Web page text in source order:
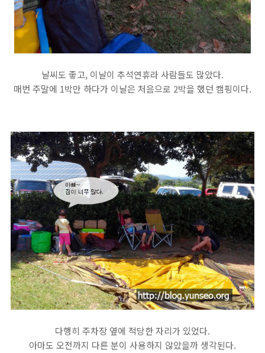
날씨도 좋고, 이날이 추석연휴라 사람들도 많았다.
매번 주말에 1박만 하다가 이날은 처음으로 2박을 했던 캠핑이다.
다행히 주차장 옆에 적당한 자리가 있었다.
아마도 오전까지 다른 분이 사용하지 않았을까 생각된다.